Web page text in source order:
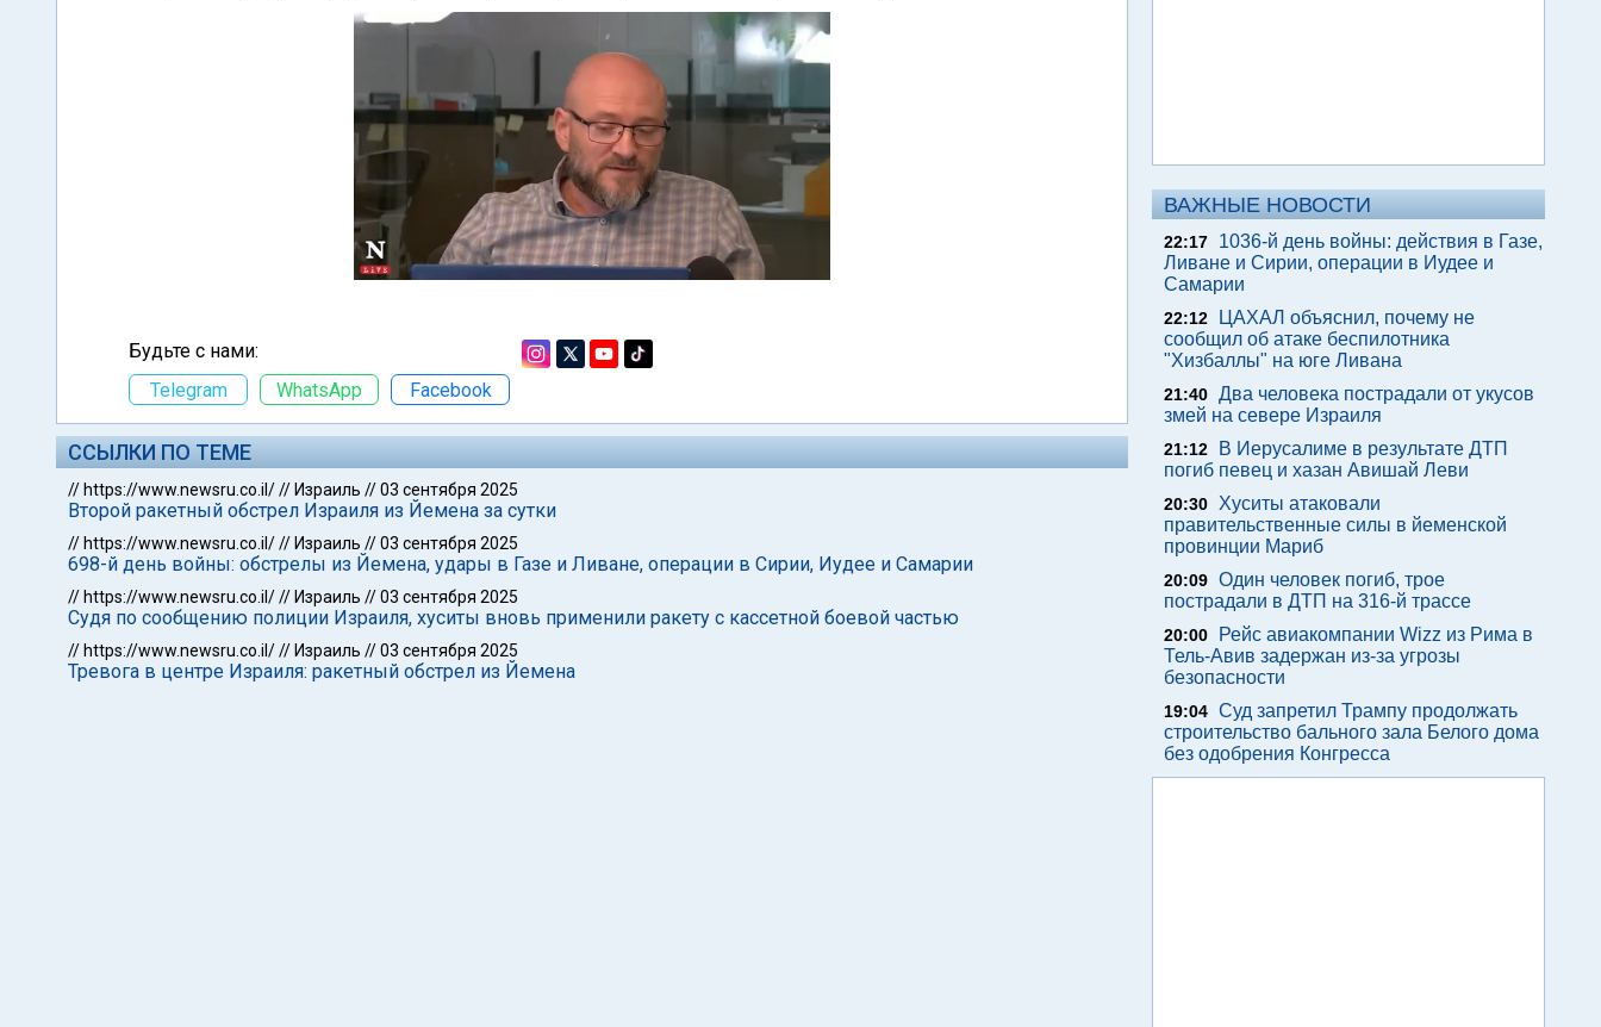
Будьте с нами:
Telegram
WhatsApp Facebook
ССЫЛКИ ПО ТЕМЕ
// https://www.newsru.co.il/// Израиль //03 сентября 2025
Второй ракетный обстрел Израиля из Йемена за сутки
// https://www.newsru.co.il/// Израиль //03 сентября 2025
698-й день войны: обстрелы из Йемена, удары в Газе и Ливане, операции в Сирии, Иудее и Самарии
// https://www.newsru.co.il/// Израиль //03 сентября 2025
Судя по сообщению полиции Израиля, хуситы вновь применили ракету с кассетной боевой частью
// https://www.newsru.co.il/// Израиль //03 сентября 2025
Тревога в центре Израиля: ракетный обстрел из Йемена
ВАЖНЫЕ НОВОСТИ
22:17
1036-й день войны: действия в Газе,
Ливане и Сирии, операции в Иудее и
Самарии
22:12
ЦАХАЛ объяснил, почему не
сообщил об атаке беспилотника
"Хизбаллы" на юге Ливана
21:40 Два человека пострадали от укусов
змей на севере Израиля
21:12
В Иерусалиме в результате ДТП
погиб певец и хазан Авишай Леви
20:30
Хуситы атаковали
правительственные силы в йеменской
провинции Мариб
20:09 Один человек погиб, трое
пострадали в ДТП на 316-й трассе
20:00
Рейс авиакомпании Wizz из Рима в
Тель-Авив задержан из-за угрозы
безопасности
19:04 Суд запретил Трампу продолжать
строительство бального зала Белого дома
без одобрения Конгресса